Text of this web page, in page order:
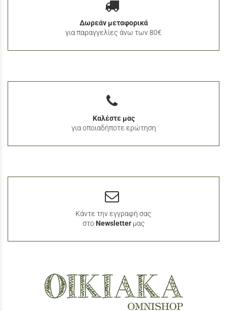
Δωρεάν μεταφορικά
για παραγγελίες άνω των 80€
Καλέστε μας
για οποιαδήποτε ερώτηση
Κάντε την εγγραφή σας
στο Newsletterμας